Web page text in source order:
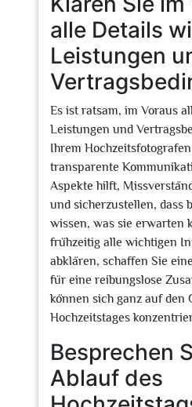
alle Details
Leistungen
Es ist ratsam, im Voraus
Leistungen und
Ihrem
transparente
Aspekte hilft,
und sicherzustellen, dass
wissen, was sie erwarten
frühzeitig alle wichtigen
abklären, schaffen Sie
für eine reibungslose
können sich ganz auf den
Hochzeitstages
Besprechen
Ablauf des